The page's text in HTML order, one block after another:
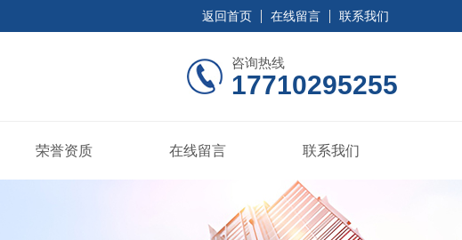
返回首页 在线留言 联系我们
咨询热线
17710295255
荣誉资质 在线留言 联系我们